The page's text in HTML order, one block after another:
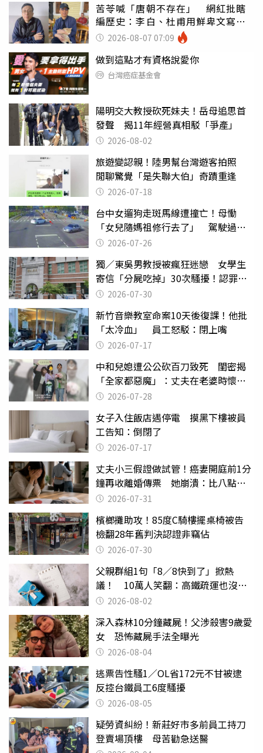
苦苓喊「唐朝不存在」 網紅批瞎
編歷史：李白、杜甫用鮮卑文寫
詩？2026-08-07 07:09
做到這點才有資格說愛你
台灣癌症基金會
陽明交大教授砍死妹夫！岳母追思首
發聲 揭11年經營真相駁「爭產」
2026-08-02
旅遊變認親！陸男幫台灣遊客拍照
閒聊驚覺「是失聯大伯」奇蹟重逢
2026-07-18
台中女遛狗走斑馬線遭撞亡！母慟
「女兒隨媽祖修行去了」 駕駛過失
致死判9月
2026-07-26
獨／東吳男教授被瘋狂迷戀 女學生
寄信「分屍吃掉」30次騷擾！認罪免
關 2026-07-30
新竹音樂教室命案10天後復課！他批
「太冷血」 員工怒駁：閉上嘴
2026-07-17
中和兒媳遭公公砍百刀致死 閨密揭
「全家都惡魔」：丈夫在老婆時懷孕
摔東西
2026-07-28
女子入住飯店遇停電 摸黑下樓被員
工告知：倒閉了
2026-07-17
丈夫小三假證做試管！癌妻開庭前1分
鐘再收離婚傳票 她崩潰：比八點檔
還扯2026-07-31
檳榔攤助攻！85度C騎樓擺桌椅被告
檢翻28年舊判決認證非竊佔
2026-07-30
父親群組1句「8／8快到了」掀熱
議！ 10萬人笑翻：高鐵疏運也沒列
父親節
2026-08-02
深入森林10分鐘藏屍！父涉殺害9歲愛
女 恐怖藏屍手法全曝光
2026-08-04
逃票告性騷1／OL省172元不甘被逮
反控台鐵員工6度騷擾
2026-08-05
疑勞資糾紛！新莊好市多前員工持刀
登賣場頂樓 母苦勸急送醫